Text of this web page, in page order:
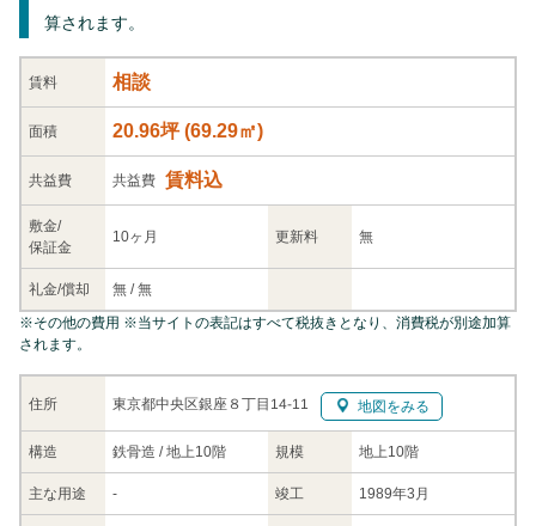
算されます。
賃料 相談
面積 20.96坪(69.29㎡)
共益費 共益費 賃料込
敷金/
保証金
10ヶ月 更新料 無
礼金/償却 無 /無
住所 東京都中央区銀座８丁目14-11 地図をみる
構造 鉄骨造 / 地上10階 規模 地上10階
主な用途 - 竣工 1989年3月
※その他の費用 ※当サイトの表記はすべて税抜きとなり、消費税が別途加算
されます。